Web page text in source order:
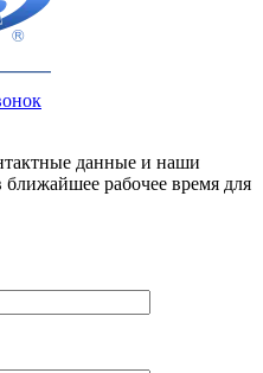
данные и наши
рабочее время для